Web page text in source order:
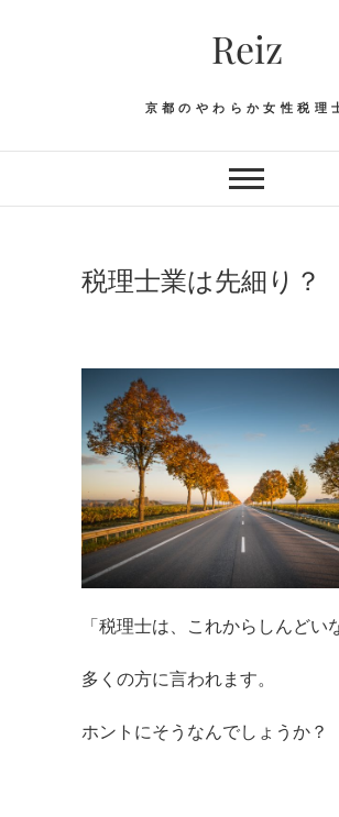
Reiz
京都のやわらか女性税理
税理士業は先細り？
「税理士は、これからしんどい
多くの方に言われます。
ホントにそうなんでしょうか？